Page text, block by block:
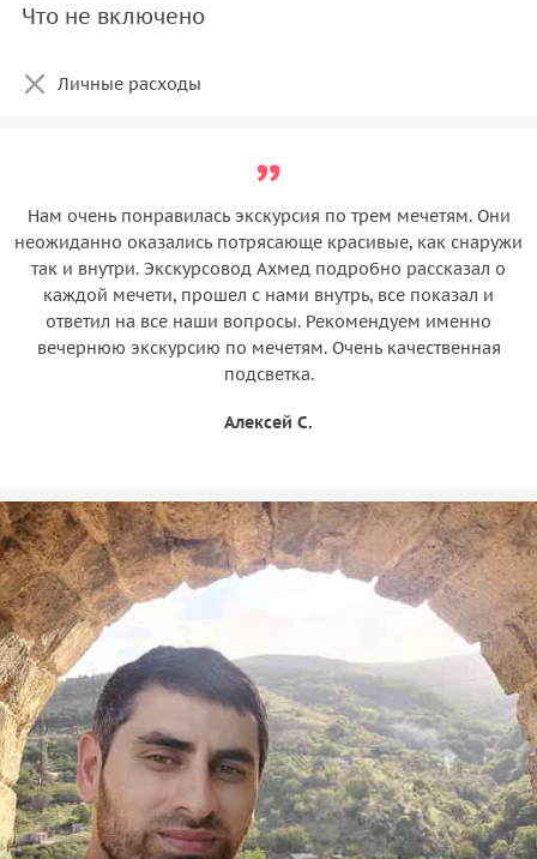
Что не включено
Личные расходы
Нам очень понравилась экскурсия по трем мечетям. Они
неожиданно оказались потрясающе красивые, как снаружи
так и внутри. Экскурсовод Ахмед подробно рассказал о
каждой мечети, прошел с нами внутрь, все показал и
ответил на все наши вопросы. Рекомендуем именно
вечернюю экскурсию по мечетям. Очень качественная
подсветка.
Алексей С.